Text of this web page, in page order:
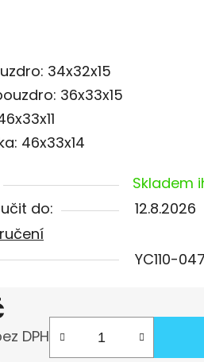
34x32x15
36x33x15
46x33x14
Skladem
do:
12.8.2026
YC110-
DPH